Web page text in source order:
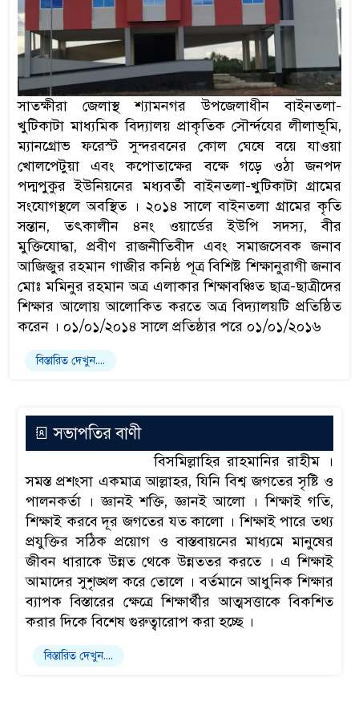
সাতক্ষীরা জেলাস্থ শ্যামনগর উপজেলাধীন বাইনতলা-
খুটিকাটা মাধ্যমিক বিদ্যালয় প্রাকৃতিক সৌর্ন্দযের লীলাভূমি,
ম্যানগ্রোভ ফরেস্ট সুন্দরবনের কোল ঘেষে বয়ে যাওয়া
খোলপেটুয়া এবং কপোতাক্ষের বক্ষে গড়ে ওঠা জনপদ
পদ্মপুকুর ইউনিয়নের মধ্যবর্তী বাইনতলা-খুটিকাটা গ্রামের
সংযোগস্থলে অবস্থিত । ২০১৪ সালে বাইনতলা গ্রামের কৃতি
সন্তান, তৎকালীন ৪নং ওয়ার্ডের ইউপি সদস্য, বীর
মুক্তিযোদ্ধা, প্রবীণ রাজনীতিবীদ এবং সমাজসেবক জনাব
আজিজুর রহমান গাজীর কনিষ্ঠ পূত্র বিশিষ্ট শিক্ষানুরাগী জনাব
মোঃ মমিনুর রহমান অত্র এলাকার শিক্ষাবঞ্চিত ছাত্র-ছাত্রীদের
শিক্ষার আলোয় আলোকিত করতে অত্র বিদ্যালয়টি প্রতিষ্ঠিত
করেন । ০১/০১/২০১৪ সালে প্রতিষ্ঠার পরে ০১/০১/২০১৬
বিস্তারিত দেখুন....
সভাপতির বাণী
বিসমিল্লাহির রাহমানির রাহীম ।
সমস্ত প্রশংসা একমাত্র আল্লাহর, যিনি বিশ্ব জগতের সৃষ্টি ও
পালনকর্তা । জ্ঞানই শক্তি, জ্ঞানই আলো । শিক্ষাই গতি,
শিক্ষাই করবে দূর জগতের যত কালো । শিক্ষাই পারে তথ্য
প্রযুক্তির সঠিক প্রয়োগ ও বাস্তবায়নের মাধ্যমে মানুষের
জীবন ধারাকে উন্নত থেকে উন্নততর করতে । এ শিক্ষাই
আমাদের সুশৃঙ্খল করে তোলে । বর্তমানে আধুনিক শিক্ষার
ব্যাপক বিস্তারের ক্ষেত্রে শিক্ষার্থীর আত্মসত্তাকে বিকশিত
করার দিকে বিশেষ গুরুত্বারোপ করা হচ্ছে ।
বিস্তারিত দেখুন....